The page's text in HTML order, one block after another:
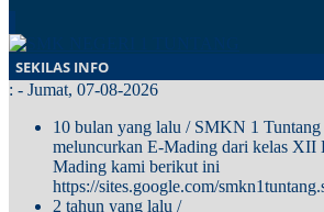
SEKILAS INFO
: - Jumat, 07-08-2026
10 bulan yang lalu / SMKN 1 Tuntang
meluncurkan E-Mading dari kelas XII
Mading kami berikut ini
https://sites.google.com/
2 tahun yang lalu /